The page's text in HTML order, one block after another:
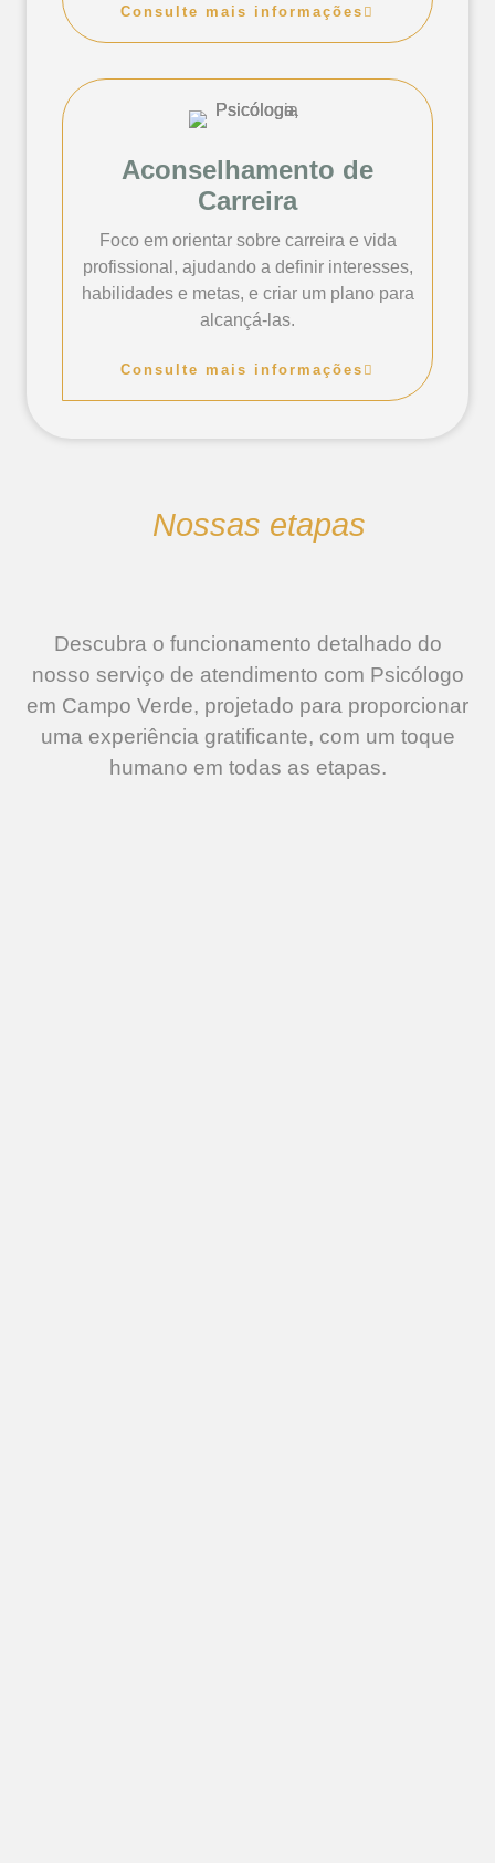
Consulte mais informações
Aconselhamento de
Carreira
Foco em orientar sobre carreira e vida
profissional, ajudando a definir interesses,
habilidades e metas, e criar um plano para
alcançá-las.
Consulte mais informações
Nossas etapas
Descubra o funcionamento detalhado do
nosso serviço de atendimento com Psicólogo
em Campo Verde, projetado para proporcionar
uma experiência gratificante, com um toque
humano em todas as etapas.